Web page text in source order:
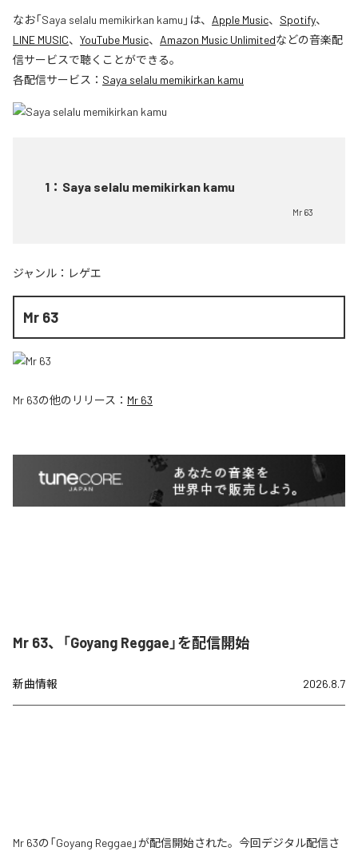
なお「Saya selalu memikirkan kamu 」は、 Apple Music、 Spotify、
LINE MUSIC、 YouTube Music、 Amazon Music Unlimitedなどの音楽配
信サービスで聴くことができる。
各配信サービス： Saya selalu memikirkan kamu
1 ： Saya selalu memikirkan kamu
Mr 63
ジャンル： レゲエ
Mr 63
Mr 63の他のリリース： Mr 63
Mr 63、「Goyang Reggae」を配信開始
新曲情報 2026.8.7
Mr 63の「Goyang Reggae」が配信開始された。今回デジタル配信さ